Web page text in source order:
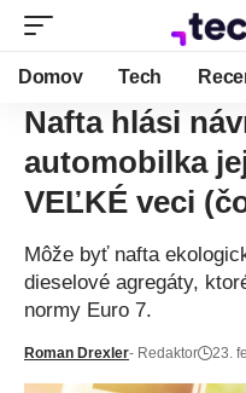
Domov Tech
Nafta hlási
automobilka
VEĽKÉ veci
Môže byť nafta
dieselové agregáty,
normy Euro 7.
Roman Drexler- Redaktor 23.